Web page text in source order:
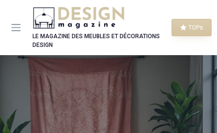
LE MAGAZINE DES MEUBLES ET DÉCORATIONS
DESIGN
TOPs
Panneau de gestion des cookies